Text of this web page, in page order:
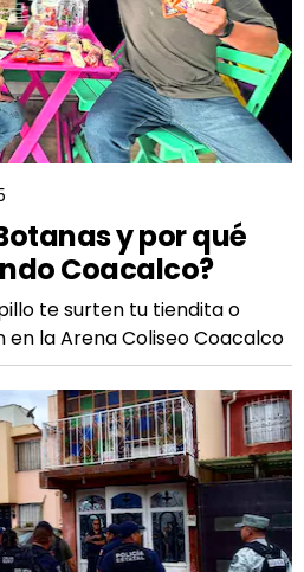
y por qué
Coacalco?
te surten tu tiendita o
la Arena Coliseo Coacalco